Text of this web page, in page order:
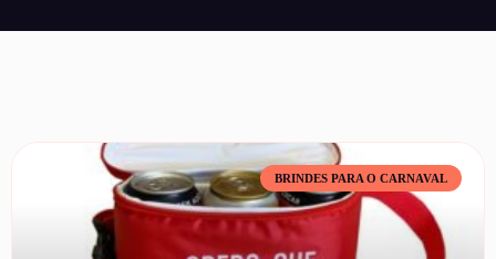
BRINDES PARA O CARNAVAL